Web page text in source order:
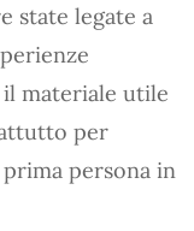
state legate a
materiale utile
per
persona in